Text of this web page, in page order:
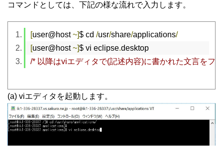
コマンドとしては、下記の様な流れで入力します。
[user@host ~]$ cd /usr/share/applications/
[user@host ~]$ vi eclipse.desktop
/* 以降はviエディタで(記述内容)に書かれた文言をフ
(a) viエディタを起動します。